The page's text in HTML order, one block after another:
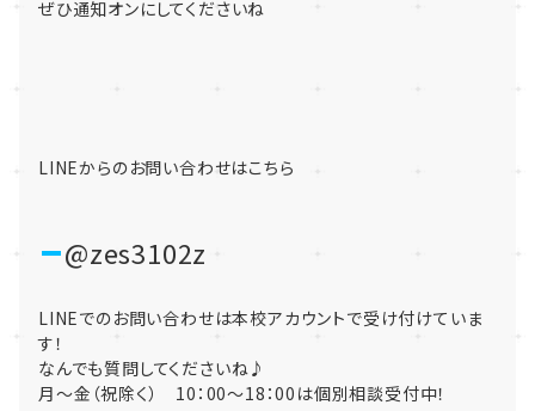
ぜひ通知オンにしてくださいね
LINEからのお問い合わせはこちら
@zes3102z
LINEでのお問い合わせは本校アカウントで受け付けていま
す！
なんでも質問してくださいね♪
月～金（祝除く） 10：00～18：00は個別相談受付中！